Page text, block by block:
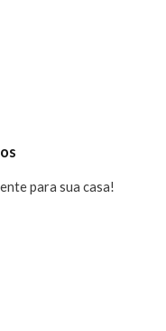
para sua casa!